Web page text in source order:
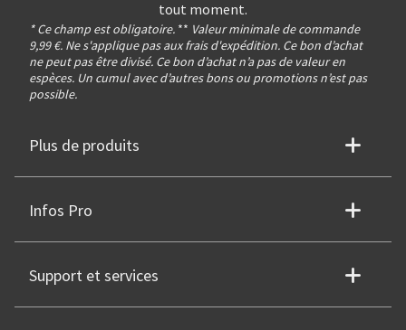
tout moment.
* Ce champ est obligatoire. ** Valeur minimale de commande
9,99 €. Ne s'applique pas aux frais d'expédition. Ce bon d’achat
ne peut pas être divisé. Ce bon d’achat n’a pas de valeur en
espèces. Un cumul avec d’autres bons ou promotions n’est pas
possible.
Plus de produits
Infos Pro
Support et services